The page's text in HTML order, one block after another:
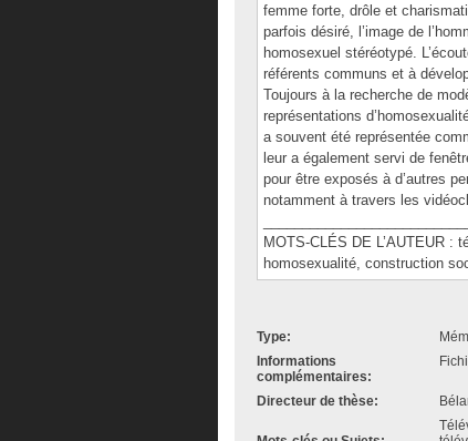
femme forte, drôle et
parfois désiré, l’image de
homosexuel stéréotypé.
référents communs et à
Toujours à la recherche de
représentations
a souvent été représentée
leur a également servi de
pour être exposés à d’autres
notamment à travers les
MOTS-CLÉS DE L’AUTEUR :
homosexualité, construction
Type:
Informations
complémentaires:
Directeur de thèse: